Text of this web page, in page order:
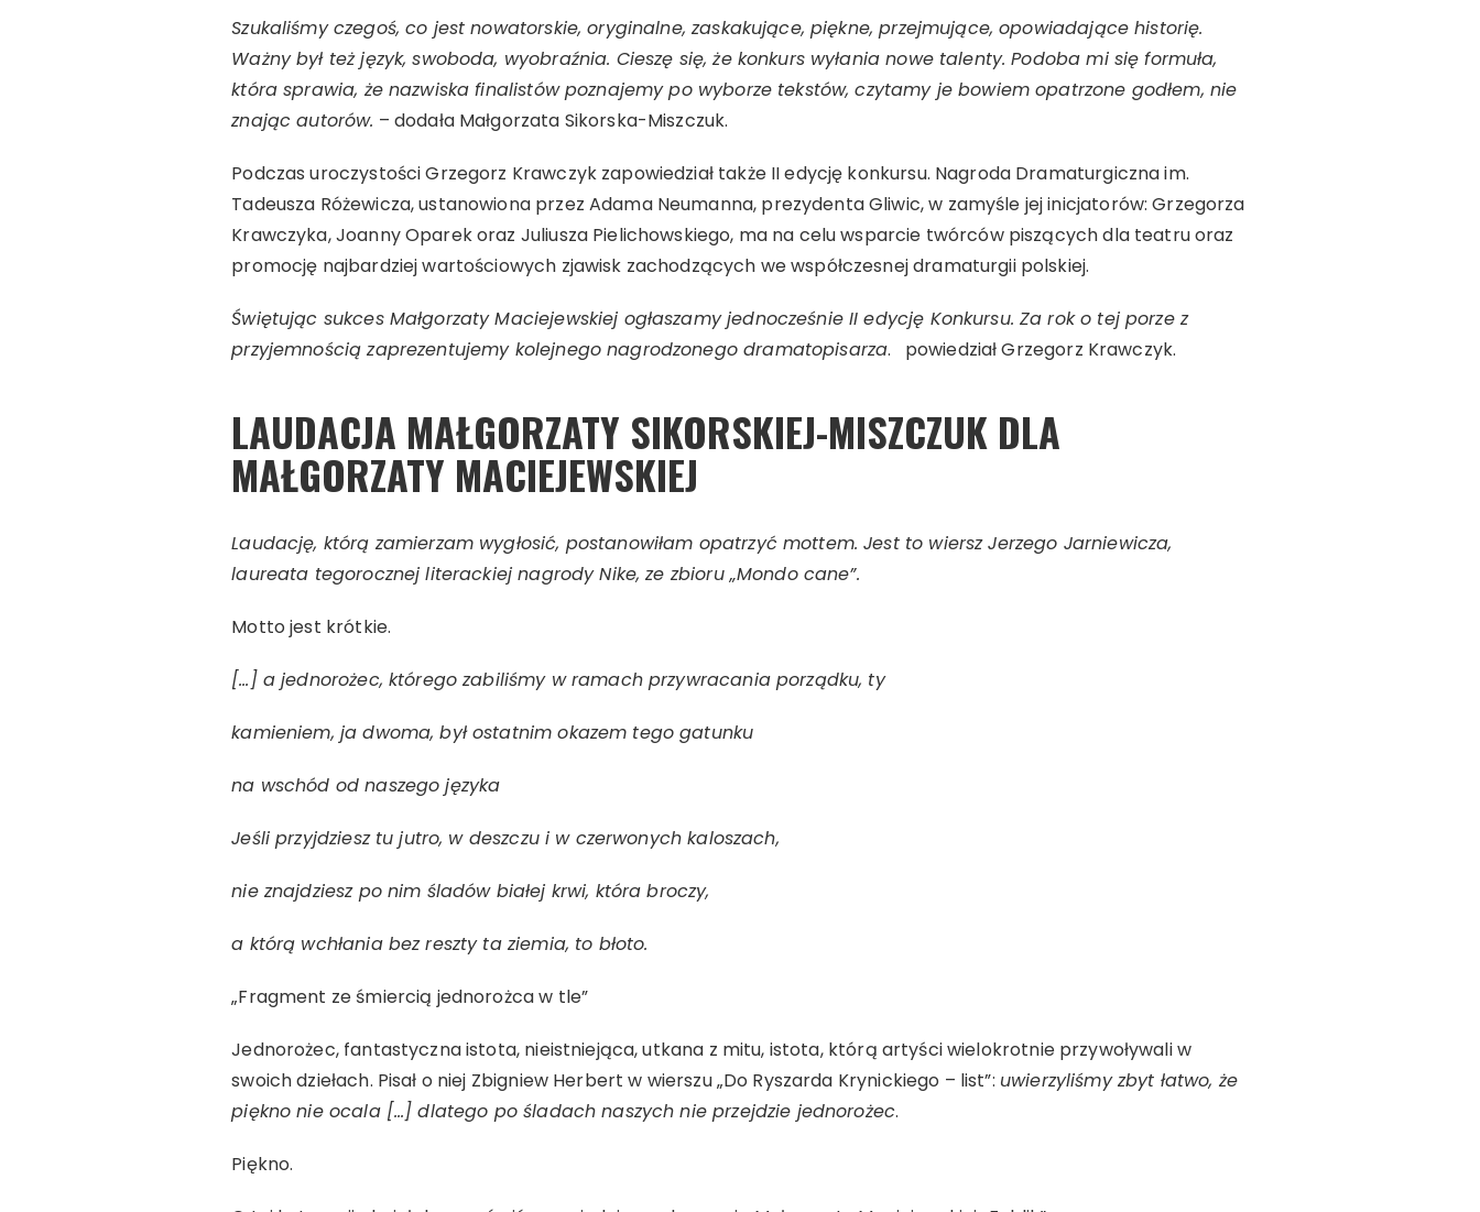
Szukaliśmy czegoś, co jest nowatorskie, oryginalne, zaskakujące, piękne, przejmujące, opowiadające historię.
Ważny był też język, swoboda, wyobraźnia. Cieszę się, że konkurs wyłania nowe talenty. Podoba mi się formuła,
która sprawia, że nazwiska finalistów poznajemy po wyborze tekstów, czytamy je bowiem opatrzone godłem, nie
znając autorów. – dodała Małgorzata Sikorska-Miszczuk.
Podczas uroczystości Grzegorz Krawczyk zapowiedział także II edycję konkursu. Nagroda Dramaturgiczna im.
Tadeusza Różewicza, ustanowiona przez Adama Neumanna, prezydenta Gliwic, w zamyśle jej inicjatorów: Grzegorza
Krawczyka, Joanny Oparek oraz Juliusza Pielichowskiego, ma na celu wsparcie twórców piszących dla teatru oraz
promocję najbardziej wartościowych zjawisk zachodzących we współczesnej dramaturgii polskiej.
Świętując sukces Małgorzaty Maciejewskiej ogłaszamy jednocześnie II edycję Konkursu. Za rok o tej porze z
przyjemnością zaprezentujemy kolejnego nagrodzonego dramatopisarza. powiedział Grzegorz Krawczyk.
LAUDACJA MAŁGORZATY SIKORSKIEJ-MISZCZUK DLA
MAŁGORZATY MACIEJEWSKIEJ
Laudację, którą zamierzam wygłosić, postanowiłam opatrzyć mottem. Jest to wiersz Jerzego Jarniewicza,
laureata tegorocznej literackiej nagrody Nike, ze zbioru „Mondo cane”.
Motto jest krótkie.
[…] a jednorożec, którego zabiliśmy w ramach przywracania porządku, ty
kamieniem, ja dwoma, był ostatnim okazem tego gatunku
na wschód od naszego języka
Jeśli przyjdziesz tu jutro, w deszczu i w czerwonych kaloszach,
nie znajdziesz po nim śladów białej krwi, która broczy,
a którą wchłania bez reszty ta ziemia, to błoto.
„Fragment ze śmiercią jednorożca w tle”
Jednorożec, fantastyczna istota, nieistniejąca, utkana z mitu, istota, którą artyści wielokrotnie przywoływali w
swoich dziełach. Pisał o niej Zbigniew Herbert w wierszu „Do Ryszarda Krynickiego – list”: uwierzyliśmy zbyt łatwo, że
piękno nie ocala […] dlatego po śladach naszych nie przejdzie jednorożec.
Piękno.